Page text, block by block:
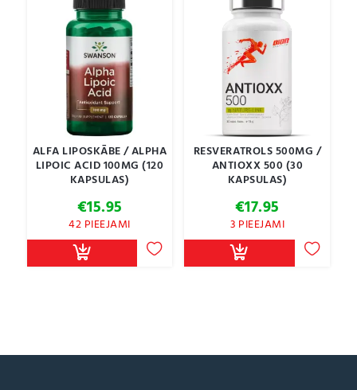
ALFA LIPOSKĀBE / ALPHA
LIPOIC ACID 100MG (120
KAPSULAS)
€15.95
42 PIEEJAMI
RESVERATROLS 500MG /
ANTIOXX 500 (30
KAPSULAS)
€17.95
3 PIEEJAMI